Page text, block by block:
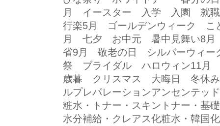
月 イースター 入学 入園 就
行楽5月 ゴールデンウィーク
月 七夕 お中元 暑中見舞い8
省9月 敬老の日 シルバーウィ
祭 ブライダル ハロウィン11
歳暮 クリスマス 大晦日 冬休み
ルプレパレーションアンセンテッ
粧水・トナー・スキントナー・基
水分補給・クレアス化粧水・韓国